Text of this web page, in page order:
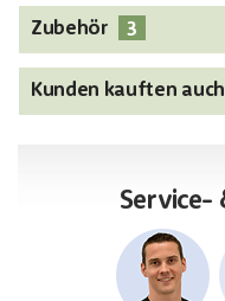
Zubehör 3
Kunden kauften auch